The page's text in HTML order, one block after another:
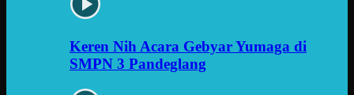
Keren Nih Acara Gebyar Yumaga di
SMPN 3 Pandeglang